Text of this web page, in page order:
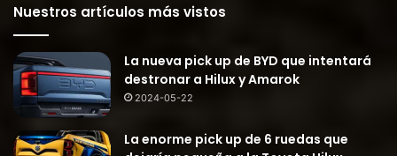
Nuestros artículos más vistos
La nueva pick up de BYD que intentará
destronar a Hilux y Amarok
2024-05-22
La enorme pick up de 6 ruedas que